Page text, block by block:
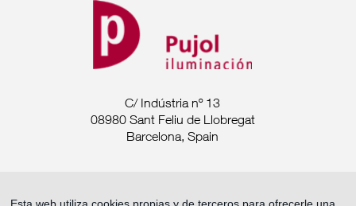
C/ Indústria nº 13
08980 Sant Feliu de Llobregat
Barcelona, Spain